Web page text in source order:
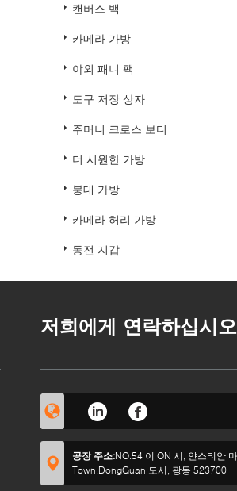
캔버스 백
카메라 가방
야외 패니 팩
도구 저장 상자
주머니 크로스 보디
더 시원한 가방
붕대 가방
카메라 허리 가방
동전 지갑
저희에게 연락하십시오
공장 주소:NO.54 이 ON 시, 얀스티안
Town,DongGuan 도시, 광동 523700